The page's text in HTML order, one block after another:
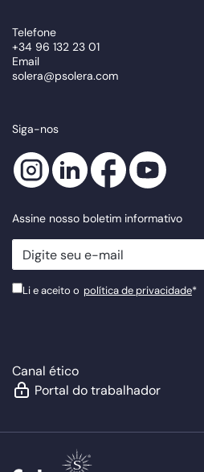
Telefone
+34 96 132 23 01
Email
solera@psolera.com
Siga-nos
Assine nosso boletim informativo
newsletter.suscribe
Li e aceito o política de privacidade*
Canal ético
Portal do trabalhador